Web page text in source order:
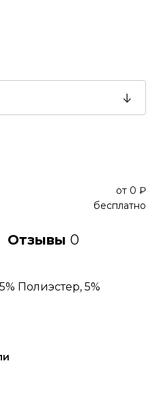
от 0 ₽
бесплатно
Отзывы0
Полиэстер, 5%